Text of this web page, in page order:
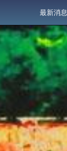
最新消息